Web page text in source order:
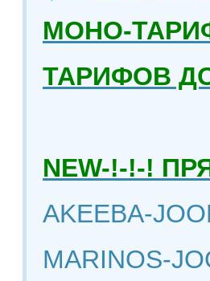
МОНО-
ТАРИФОВ
NEW-!-!-!
AKEEBA-
MARINOS-